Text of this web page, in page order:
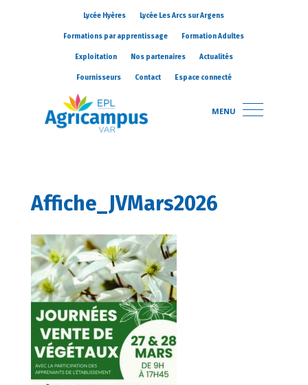
Lycée Hyères Lycée Les Arcs sur Argens
Formations par apprentissage Formation Adultes
Exploitation Nos partenaires Actualités
Fournisseurs Contact Espace connecté
MENU
Affiche_JVMars2026